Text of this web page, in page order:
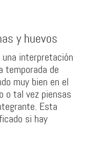
y huevos
una interpretación
temporada de
muy bien en el
o tal vez piensas
Esta
si hay